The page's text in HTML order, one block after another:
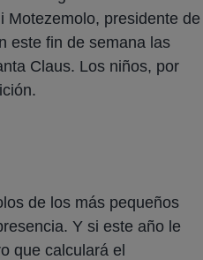
Motezemolo, presidente de
este fin de semana las
Claus. Los niños, por
de los más pequeños
Y si este año le
que calculará el